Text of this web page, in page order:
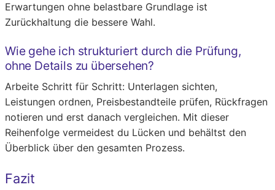
Erwartungen ohne belastbare Grundlage ist
Zurückhaltung die bessere Wahl.
Wie gehe ich strukturiert durch die Prüfung,
ohne Details zu übersehen?
Arbeite Schritt für Schritt: Unterlagen sichten,
Leistungen ordnen, Preisbestandteile prüfen, Rückfragen
notieren und erst danach vergleichen. Mit dieser
Reihenfolge vermeidest du Lücken und behältst den
Überblick über den gesamten Prozess.
Fazit